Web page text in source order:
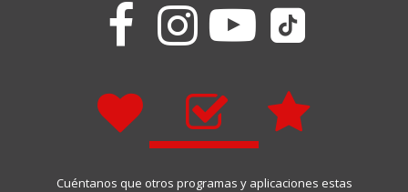
   
  
Cuéntanos que otros programas y aplicaciones estas